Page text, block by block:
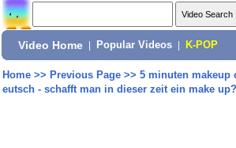
Video Home Popular Videos K-POP
Home>> Previous Page>> 5 minuten makeup
eutsch - schafft man in dieser zeit ein make